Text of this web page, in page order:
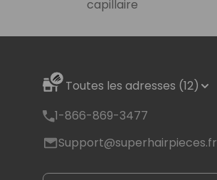
capillaire
Toutes les adresses (12)
1-866-869-3477
Support@superhairpieces.fr